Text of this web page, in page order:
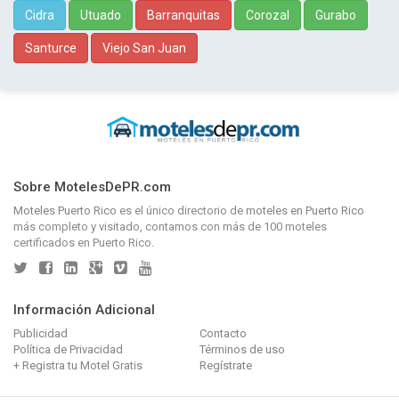
Cidra Utuado Barranquitas Corozal Gurabo
Santurce Viejo San Juan
Sobre MotelesDePR.com
Moteles Puerto Rico es el único directorio de moteles en Puerto Rico
más completo y visitado, contamos con más de 100 moteles
certificados en Puerto Rico.
Información Adicional
Publicidad
Contacto
Política de Privacidad
Términos de uso
+ Registra tu Motel Gratis
Regístrate